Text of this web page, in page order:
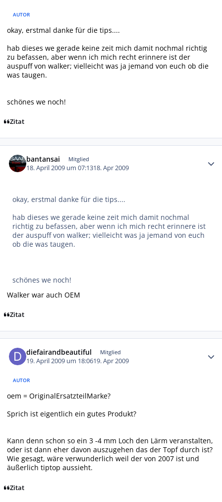
AUTOR
okay, erstmal danke für die tips....
hab dieses we gerade keine zeit mich damit nochmal richtig
zu befassen, aber wenn ich mich recht erinnere ist der
auspuff von walker; vielleicht was ja jemand von euch ob die
was taugen.
schönes we noch!
Zitat
bantansai Mitglied
18. April 2009 um 07:1318. Apr 2009
okay, erstmal danke für die tips....
hab dieses we gerade keine zeit mich damit nochmal
richtig zu befassen, aber wenn ich mich recht erinnere ist
der auspuff von walker; vielleicht was ja jemand von euch
ob die was taugen.
schönes we noch!
Walker war auch OEM
Zitat
diefairandbeautiful Mitglied
19. April 2009 um 18:0619. Apr 2009
AUTOR
oem = OriginalErsatzteilMarke?
Sprich ist eigentlich ein gutes Produkt?
Kann denn schon so ein 3 -4 mm Loch den Lärm veranstalten,
oder ist dann eher davon auszugehen das der Topf durch ist?
Wie gesagt, wäre verwunderlich weil der von 2007 ist und
äußerlich tiptop aussieht.
Zitat